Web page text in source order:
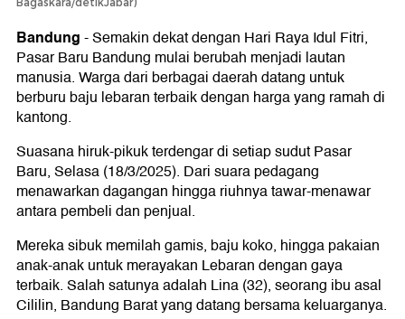
Bandung-Semakin dekat dengan Hari Raya Idul Fitri,
Pasar Baru Bandung mulai berubah menjadi lautan
manusia. Warga dari berbagai daerah datang untuk
berburu baju lebaran terbaik dengan harga yang ramah di
kantong.
Suasana hiruk-pikuk terdengar di setiap sudut Pasar
Baru, Selasa (18/3/2025). Dari suara pedagang
menawarkan dagangan hingga riuhnya tawar-menawar
antara pembeli dan penjual.
Mereka sibuk memilah gamis, baju koko, hingga pakaian
anak-anak untuk merayakan Lebaran dengan gaya
terbaik. Salah satunya adalah Lina (32), seorang ibu asal
Cililin, Bandung Barat yang datang bersama keluarganya.